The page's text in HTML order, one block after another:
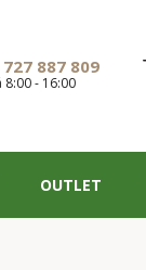
727 887 809
8:00 - 16:00
OUTLET